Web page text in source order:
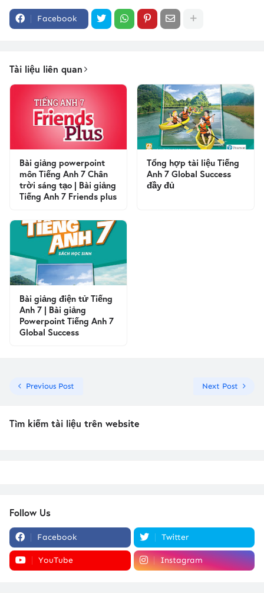
Facebook
Tài liệu liên quan
Bài giảng powerpoint
môn Tiếng Anh 7 Chân
trời sáng tạo | Bài giảng
Tiếng Anh 7 Friends plus
Tổng hợp tài liệu Tiếng
Anh 7 Global Success
đầy đủ
Bài giảng điện tử Tiếng
Anh 7 | Bài giảng
Powerpoint Tiếng Anh 7
Global Success
Previous Post Next Post
Tìm kiếm tài liệu trên website
Follow Us
Facebook Twitter
YouTube Instagram